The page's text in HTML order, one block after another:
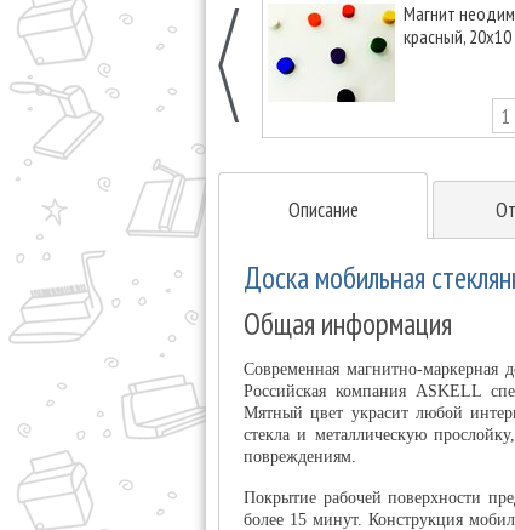
Магнит
красный, 20х10
Описание
Доска мобильная
Общая информация
Современная магнитно-маркерная
Российская компания ASKELL
Мятный цвет украсит любой
стекла и металлическую
повреждениям.
Покрытие рабочей поверхности
более 15 минут. Конструкция